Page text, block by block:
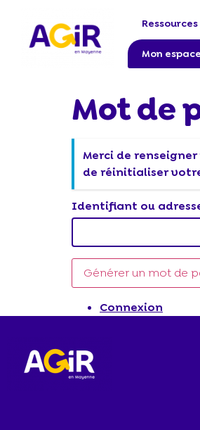
Ressources
Mon espace
Mot de
Merci de
de réinitialiser
Identifiant ou
Générer un mot de
Connexion